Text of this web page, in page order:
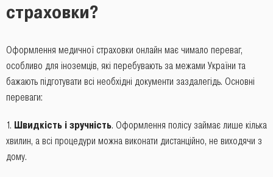
страховки?
Оформлення медичної страховки онлайн має чимало переваг,
особливо для іноземців, які перебувають за межами України та
бажають підготувати всі необхідні документи заздалегідь. Основні
переваги:
Швидкість і зручність. Оформлення полісу займає лише кілька
хвилин, а всі процедури можна виконати дистанційно, не виходячи з
дому.